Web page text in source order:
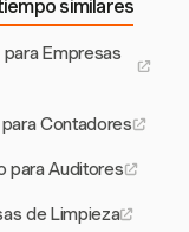
similares
Empresas
Contadores
para Auditores
de Limpieza